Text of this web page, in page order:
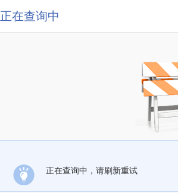
正在查询中
正在查询中，请刷新重试